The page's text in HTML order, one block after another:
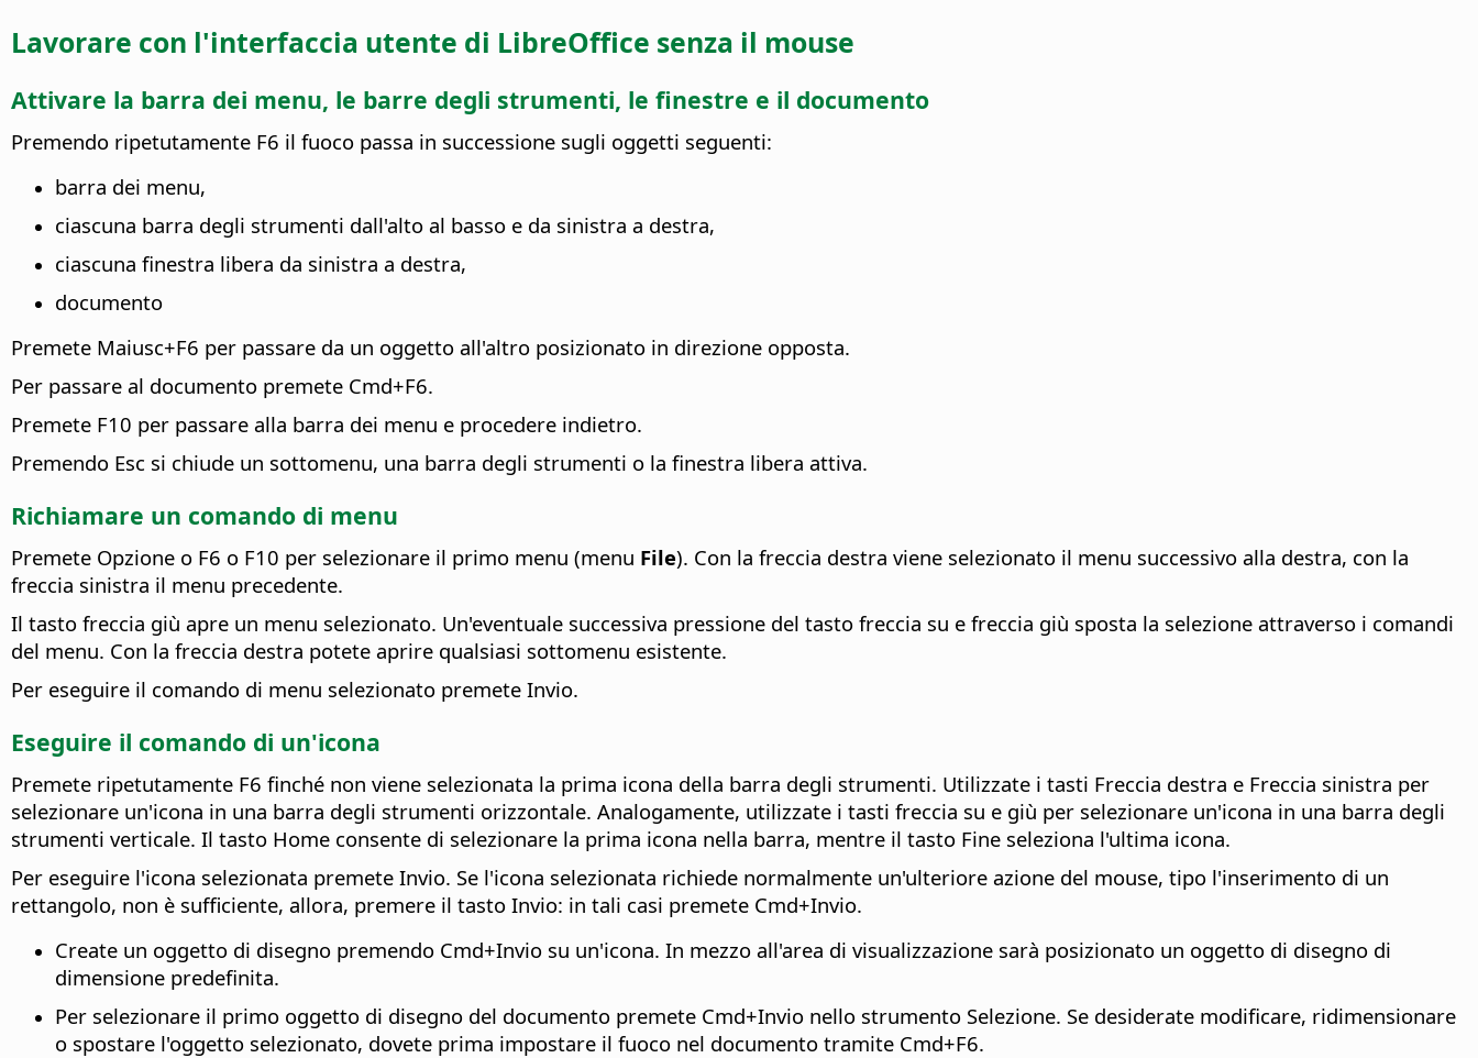
Lavorare con l'interfaccia utente di LibreOffice senza il mouse
Attivare la barra dei menu, le barre degli strumenti, le finestre e il documento
Premendo ripetutamente F6 il fuoco passa in successione sugli oggetti seguenti:
barra dei menu,
ciascuna barra degli strumenti dall'alto al basso e da sinistra a destra,
ciascuna finestra libera da sinistra a destra,
documento
Premete Maiusc+F6 per passare da un oggetto all'altro posizionato in direzione opposta.
Per passare al documento premete Cmd+F6.
Premete F10 per passare alla barra dei menu e procedere indietro.
Premendo Esc si chiude un sottomenu, una barra degli strumenti o la finestra libera attiva.
Richiamare un comando di menu
Premete Opzione o F6 o F10 per selezionare il primo menu (menu File). Con la freccia destra viene selezionato il menu successivo alla destra, con la
freccia sinistra il menu precedente.
Il tasto freccia giù apre un menu selezionato. Un'eventuale successiva pressione del tasto freccia su e freccia giù sposta la selezione attraverso i comandi
del menu. Con la freccia destra potete aprire qualsiasi sottomenu esistente.
Per eseguire il comando di menu selezionato premete Invio.
Eseguire il comando di un'icona
Premete ripetutamente F6 finché non viene selezionata la prima icona della barra degli strumenti. Utilizzate i tasti Freccia destra e Freccia sinistra per
selezionare un'icona in una barra degli strumenti orizzontale. Analogamente, utilizzate i tasti freccia su e giù per selezionare un'icona in una barra degli
strumenti verticale. Il tasto Home consente di selezionare la prima icona nella barra, mentre il tasto Fine seleziona l'ultima icona.
Per eseguire l'icona selezionata premete Invio. Se l'icona selezionata richiede normalmente un'ulteriore azione del mouse, tipo l'inserimento di un
rettangolo, non è sufficiente, allora, premere il tasto Invio: in tali casi premete Cmd+Invio.
Create un oggetto di disegno premendo Cmd+Invio su un'icona. In mezzo all'area di visualizzazione sarà posizionato un oggetto di disegno di
dimensione predefinita.
Per selezionare il primo oggetto di disegno del documento premete Cmd+Invio nello strumento Selezione. Se desiderate modificare, ridimensionare
o spostare l'oggetto selezionato, dovete prima impostare il fuoco nel documento tramite Cmd+F6.